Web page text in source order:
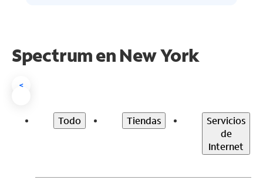
Spectrum en New York
<
Todo Tiendas
Servicios
de
Internet